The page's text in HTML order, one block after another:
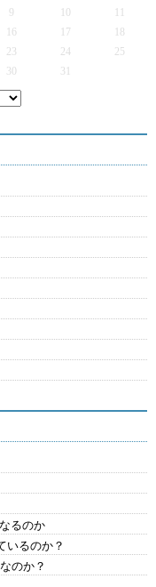
9
16 17
23 24
25
30 31
るのか
いるのか？
のか？